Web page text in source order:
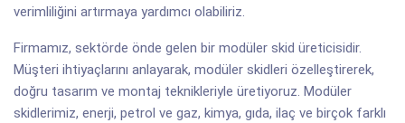
verimliliğini artırmaya yardımcı olabiliriz.
Firmamız, sektörde önde gelen bir modüler skid üreticisidir.
Müşteri ihtiyaçlarını anlayarak, modüler skidleri özelleştirerek,
doğru tasarım ve montaj teknikleriyle üretiyoruz. Modüler
skidlerimiz, enerji, petrol ve gaz, kimya, gıda, ilaç ve birçok farklı